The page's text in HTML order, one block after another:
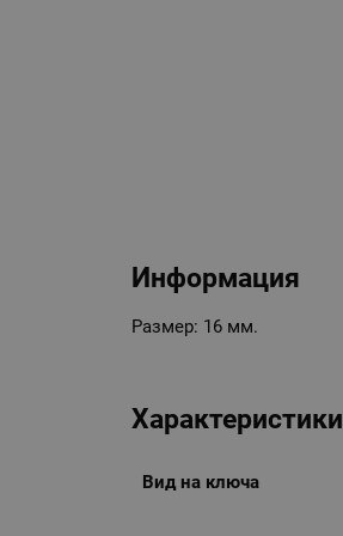
Информация
Размер: 16 мм.
Характеристики
Вид на ключа